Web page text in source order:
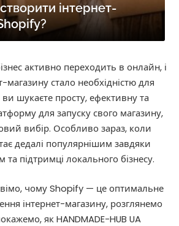
інтернет-
активно переходить в онлайн, і
магазину стало необхідністю для
шукаєте просту, ефективну та
для запуску свого магазину,
вибір. Особливо зараз, коли
дедалі популярнішим завдяки
підтримці локального бізнесу.
чому Shopify — це оптимальне
інтернет-магазину, розглянемо
як HANDMADE-HUB UA